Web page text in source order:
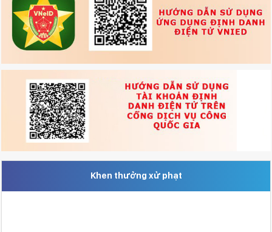
Khen thưởng xử phạt